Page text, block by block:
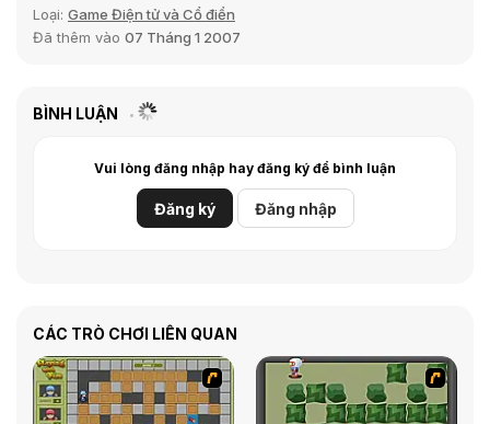
Loại: Game Điện tử và Cổ điển
Đã thêm vào 07 Tháng 1 2007
BÌNH LUẬN
Vui lòng đăng nhập hay đăng ký để bình luận
Đăng ký Đăng nhập
CÁC TRÒ CHƠI LIÊN QUAN